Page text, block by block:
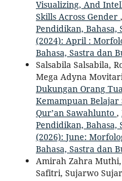
Visualizing, And
Skills Across Gender ,
Pendidikan, Bahasa,
(2024): April :
Bahasa, Sastra dan
Salsabila Salsabila,
Mega Adyna
Dukungan Orang
Kemampuan Belajar
Qur’an Sawahlunto ,
Pendidikan, Bahasa,
(2026): June:
Bahasa, Sastra dan
Amirah Zahra
Safitri, Sujarwo